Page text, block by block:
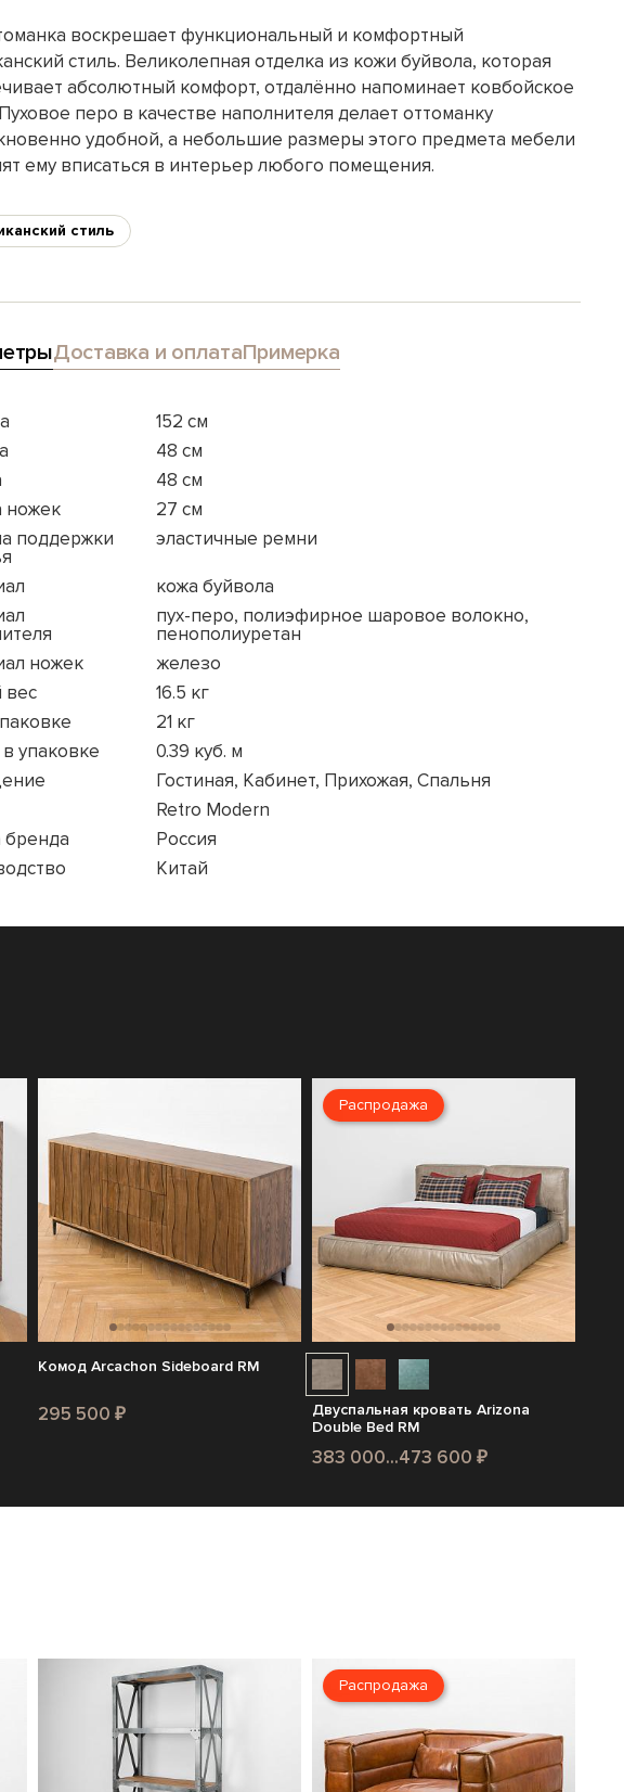
воскрешает функциональный и комфортный
стиль. Великолепная отделка из кожи буйвола, которая
абсолютный комфорт, отдалённо напоминает ковбойское
перо в качестве наполнителя делает оттоманку
удобной, а небольшие размеры этого предмета мебели
ему вписаться в интерьер любого помещения.
стиль
Доставка и оплатаПримерка
152 см
48 см
48 см
ножек
27 см
поддержки
эластичные ремни
кожа буйвола
пух-перо, полиэфирное шаровое волокно,
пенополиуретан
ножек
железо
вес
16.5 кг
21 кг
упаковке
0.39 куб. м
Гостиная, Кабинет, Прихожая, Спальня
Retro Modern
бренда
Россия
Китай
Комод Arcachon Sideboard RM
295 500 ₽
Распродажа
Двуспальная кровать Arizona
Double Bed RM
383 000...473 600 ₽
Распродажа